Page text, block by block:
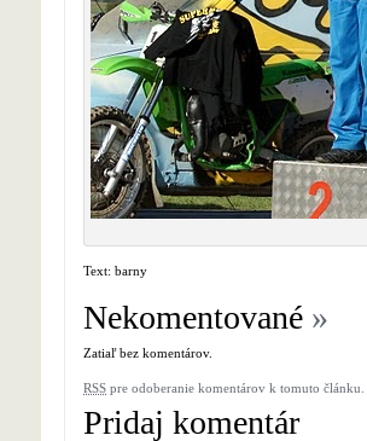
Text: barny
Nekomentované »
Zatiaľ bez komentárov.
RSS pre odoberanie komentárov k tomuto článku.
Pridaj komentár